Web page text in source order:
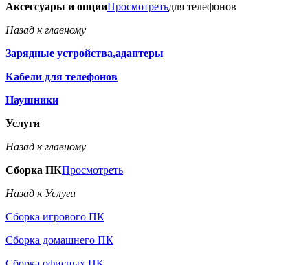
Аксессуары и опцииПросмотретьдля телефонов
Назад к главному
Зарядные устройства,адаптеры
Кабели для телефонов
Наушники
Услуги
Назад к главному
Сборка ПКПросмотреть
Назад к Услуги
Сборка игрового ПК
Сборка домашнего ПК